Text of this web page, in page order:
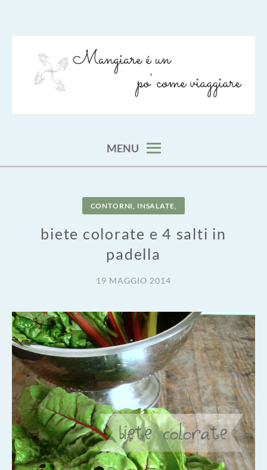
MENU
CONTORNI, INSALATE,
biete colorate e 4 salti in
padella
19 MAGGIO 2014